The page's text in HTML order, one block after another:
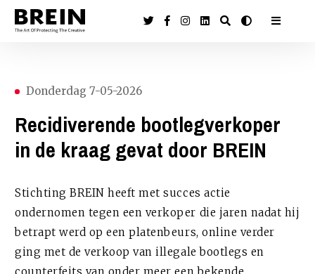
Donderdag 7-05-2026
Recidiverende bootlegverkoper
in de kraag gevat door BREIN
Stichting BREIN heeft met succes actie
ondernomen tegen een verkoper die jaren nadat hij
betrapt werd op een platenbeurs, online verder
ging met de verkoop van illegale bootlegs en